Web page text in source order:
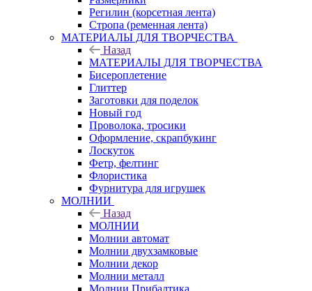
Регилин (корсетная лента)
Стропа (ременная лента)
МАТЕРИАЛЫ ДЛЯ ТВОРЧЕСТВА
Назад
МАТЕРИАЛЫ ДЛЯ ТВОРЧЕСТВА
Бисероплетение
Глиттер
Заготовки для поделок
Новый год
Проволока, тросики
Оформление, скрапбукинг
Лоскуток
Фетр, фелтинг
Флористика
Фурнитура для игрушек
МОЛНИИ
Назад
МОЛНИИ
Молнии автомат
Молнии двухзамковые
Молнии декор
Молнии металл
Молнии Прибалтика